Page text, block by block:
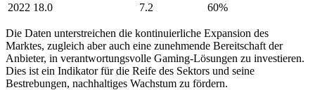
2022 18.0 7.2 60%
Die Daten unterstreichen die kontinuierliche Expansion des
Marktes, zugleich aber auch eine zunehmende Bereitschaft der
Anbieter, in verantwortungsvolle Gaming-Lösungen zu investieren.
Dies ist ein Indikator für die Reife des Sektors und seine
Bestrebungen, nachhaltiges Wachstum zu fördern.